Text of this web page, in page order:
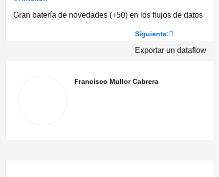
Navegación
Gran batería de novedades (+50) en los flujos de datos
Siguiente:
Exportar un dataflow
Francisco Mullor Cabrera